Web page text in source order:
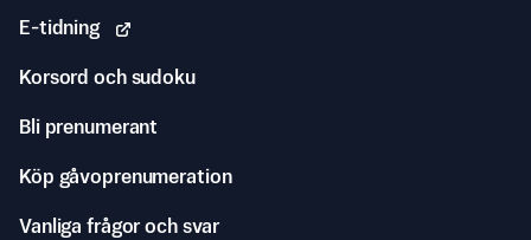
E-tidning
Korsord och sudoku
Bli prenumerant
Köp gåvoprenumeration
Vanliga frågor och svar